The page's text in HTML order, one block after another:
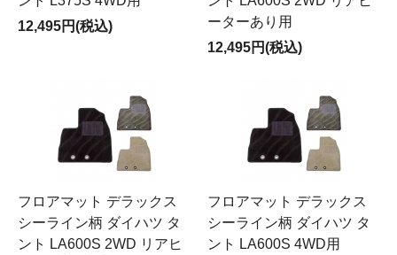
12,495円(税込)
ーターあり用
12,495円(税込)
フロアマット デラックス
シーライン柄 ダイハツ タ
ント LA600S 2WD リアヒ
フロアマット デラックス
シーライン柄 ダイハツ タ
ント LA600S 4WD用